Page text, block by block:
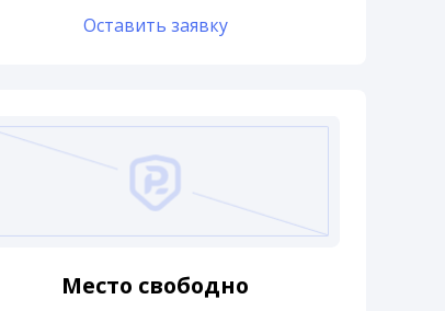
Оставить заявку
Место свободно